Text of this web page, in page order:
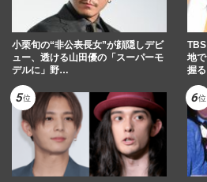
小栗旬の“非公表長女”が顔隠しデビ
ュー、透ける山田優の「スーパーモ
デルに」野…
地
握